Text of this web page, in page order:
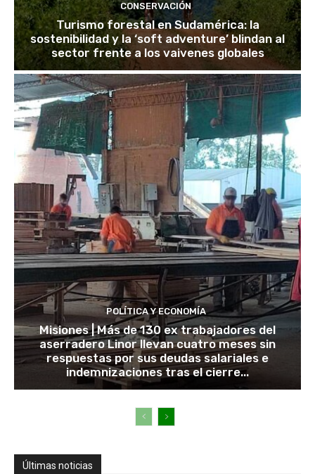
CONSERVACIÓN
Turismo forestal en Sudamérica: la
sostenibilidad y la ‘soft adventure’ blindan al
sector frente a los vaivenes globales
POLÍTICA Y ECONOMÍA
Misiones | Más de 130 ex trabajadores del
aserradero Linor llevan cuatro meses sin
respuestas por sus deudas salariales e
indemnizaciones tras el cierre...
Últimas noticias